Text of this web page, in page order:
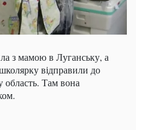
з мамою в Луганську, а
відправили до
область. Там вона